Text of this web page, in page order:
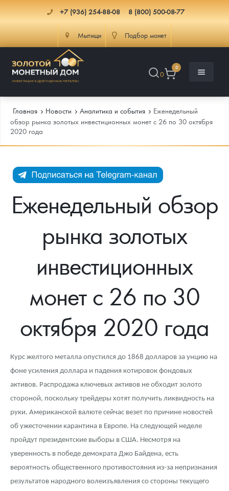
+7 (936) 254-88-08 8 (800) 500-08-77
Мытищи Подбор монет
0
0
Каталог
Каталог Монет
Монеты Россия и СССР
Иностранные
Памятные и старинные монеты
Памятные монеты России и СССР
Монеты и жетоны ЗМД
Золотые слитки
Аксессуары
Год Лошади
Флот: ледоколы и корабли
Жетоны "Необыкновенные обитатели глубин"
Ювелирные изделия
Русская нумизматика
Золотая карманная галерея
Инфо
Подлинность монет
Выкуп серебряных монет
Вопрос - ответ
Памятка для работы с монетами из драгметаллов
Монеты
Политика конфиденциальности
Политика использования Cookies
Положение по обработке и защите персональных данных
Услуги
Подбор монет
Георгий Победоносец - динамика цен
Лом выкуп
Скупка слитков
Наши преимущества
Пресс-служба
Главная Новости Аналитика и события
Еженедельный
обзор рынка золотых инвестиционных монет с 26 по 30 октября
2020 года
Еженедельный обзор
рынка золотых
инвестиционных
монет с 26 по 30
октября 2020 года
Курс желтого металла опустился до 1868 долларов за унцию на
фоне усиления доллара и падения котировок фондовых
активов. Распродажа ключевых активов не обходит золото
стороной, поскольку трейдеры хотят получить ликвидность на
руки. Американской валюте сейчас везет по причине новостей
об ужесточении карантина в Европе. На следующей неделе
пройдут президентские выборы в США. Несмотря на
уверенность в победе демократа Джо Байдена, есть
вероятность общественного противостояния из-за непризнания
результатов народного волеизъявления со стороны текущего